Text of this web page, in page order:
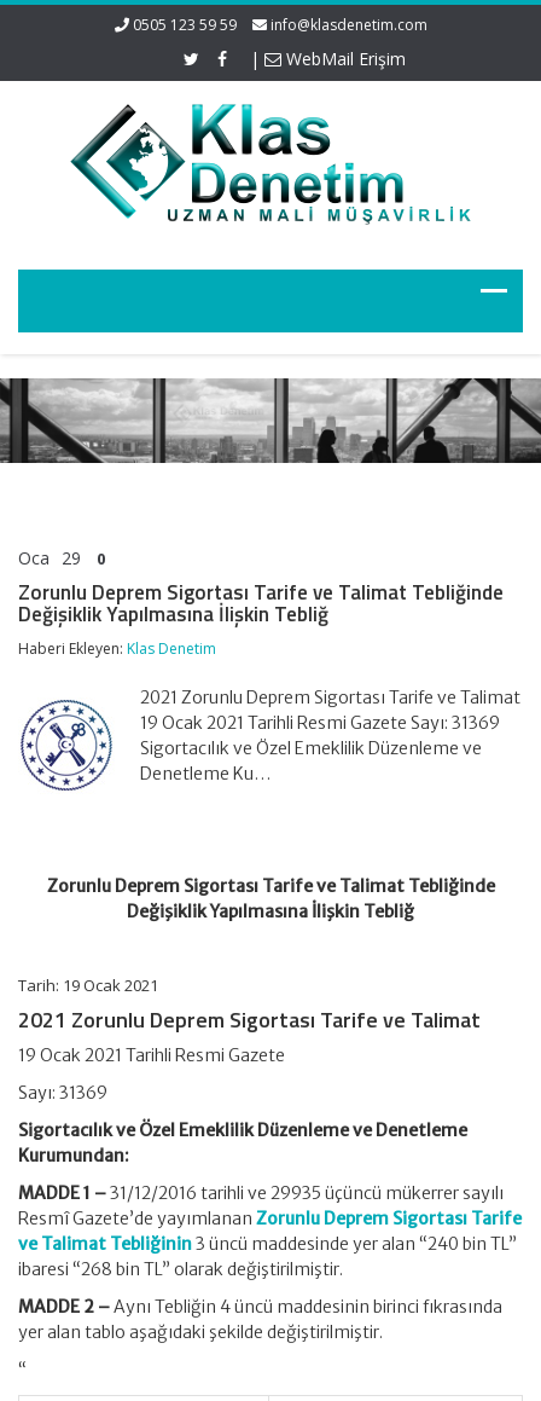
0505 123 59 59 info@klasdenetim.com
| WebMail Erişim
Oca 29 0
Zorunlu Deprem Sigortası Tarife ve Talimat Tebliğinde
Değişiklik Yapılmasına İlişkin Tebliğ
Haberi Ekleyen: Klas Denetim
2021 Zorunlu Deprem Sigortası Tarife ve Talimat
19 Ocak 2021 Tarihli Resmi Gazete Sayı: 31369
Sigortacılık ve Özel Emeklilik Düzenleme ve
Denetleme Ku…
Zorunlu Deprem Sigortası Tarife ve Talimat Tebliğinde
Değişiklik Yapılmasına İlişkin Tebliğ
Tarih: 19 Ocak 2021
2021 Zorunlu Deprem Sigortası Tarife ve Talimat
19 Ocak 2021 Tarihli Resmi Gazete
Sayı: 31369
Sigortacılık ve Özel Emeklilik Düzenleme ve Denetleme
Kurumundan:
MADDE 1 –31/12/2016 tarihli ve 29935 üçüncü mükerrer sayılı
Resmî Gazete’de yayımlanan Zorunlu Deprem Sigortası Tarife
ve Talimat Tebliğinin3 üncü maddesinde yer alan “240 bin TL”
ibaresi “268 bin TL” olarak değiştirilmiştir.
MADDE 2 –Aynı Tebliğin 4 üncü maddesinin birinci fıkrasında
yer alan tablo aşağıdaki şekilde değiştirilmiştir.
“